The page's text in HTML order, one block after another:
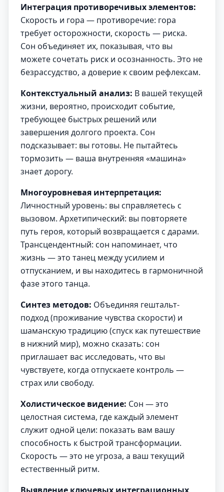
Интеграция противоречивых элементов:
Скорость и гора — противоречие: гора
требует осторожности, скорость — риска.
Сон объединяет их, показывая, что вы
можете сочетать риск и осознанность. Это не
безрассудство, а доверие к своим рефлексам.
Контекстуальный анализ: В вашей текущей
жизни, вероятно, происходит событие,
требующее быстрых решений или
завершения долгого проекта. Сон
подсказывает: вы готовы. Не пытайтесь
тормозить — ваша внутренняя «машина»
знает дорогу.
Многоуровневая интерпретация:
Личностный уровень: вы справляетесь с
вызовом. Архетипический: вы повторяете
путь героя, который возвращается с дарами.
Трансцендентный: сон напоминает, что
жизнь — это танец между усилием и
отпусканием, и вы находитесь в гармоничной
фазе этого танца.
Синтез методов: Объединяя гештальт-
подход (проживание чувства скорости) и
шаманскую традицию (спуск как путешествие
в нижний мир), можно сказать: сон
приглашает вас исследовать, что вы
чувствуете, когда отпускаете контроль —
страх или свободу.
Холистическое видение: Сон — это
целостная система, где каждый элемент
служит одной цели: показать вам вашу
способность к быстрой трансформации.
Скорость — это не угроза, а ваш текущий
естественный ритм.